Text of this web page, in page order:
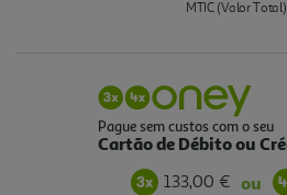
MTIC (Valor
Pague sem custos com o seu
Cartão de Débito ou
133,00 € ou